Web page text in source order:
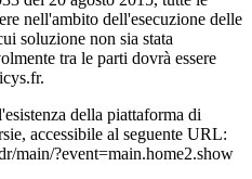
nell'ambito dell'esecuzione delle
soluzione non sia stata
tra le parti dovrà essere
della piattaforma di
accessibile al seguente URL:
main/?event=main.home2.show